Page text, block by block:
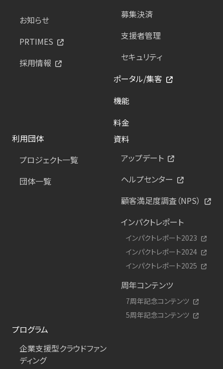
お知らせ
PRTIMES
採用情報
募集決済
支援者管理
セキュリティ
ポータル/集客
機能
料金
利用団体
プロジェクト一覧
団体一覧
資料
アップデート
ヘルプセンター
顧客満足度調査（NPS）
インパクトレポート
インパクトレポート2023
インパクトレポート2024
インパクトレポート2025
周年コンテンツ
7周年記念コンテンツ
5周年記念コンテンツ
プログラム
企業支援型クラウドファン
ディング